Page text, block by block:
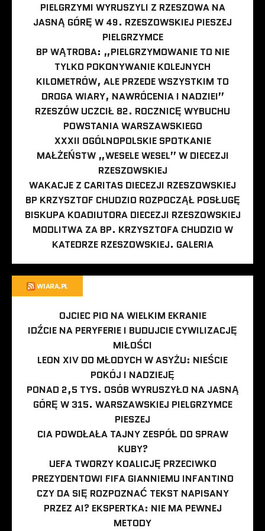
PIELGRZYMI WYRUSZYLI Z RZESZOWA NA
JASNĄ GÓRĘ W 49. RZESZOWSKIEJ PIESZEJ
PIELGRZYMCE
BP WĄTROBA: „PIELGRZYMOWANIE TO NIE
TYLKO POKONYWANIE KOLEJNYCH
KILOMETRÓW, ALE PRZEDE WSZYSTKIM TO
DROGA WIARY, NAWRÓCENIA I NADZIEI”
RZESZÓW UCZCIŁ 82. ROCZNICĘ WYBUCHU
POWSTANIA WARSZAWSKIEGO
XXXII OGÓLNOPOLSKIE SPOTKANIE
MAŁŻEŃSTW „WESELE WESEL” W DIECEZJI
RZESZOWSKIEJ
WAKACJE Z CARITAS DIECEZJI RZESZOWSKIEJ
BP KRZYSZTOF CHUDZIO ROZPOCZĄŁ POSŁUGĘ
BISKUPA KOADIUTORA DIECEZJI RZESZOWSKIEJ
MODLITWA ZA BP. KRZYSZTOFA CHUDZIO W
KATEDRZE RZESZOWSKIEJ. GALERIA
WIARA.PL
OJCIEC PIO NA WIELKIM EKRANIE
IDŹCIE NA PERYFERIE I BUDUJCIE CYWILIZACJĘ
MIŁOŚCI
LEON XIV DO MŁODYCH W ASYŻU: NIEŚCIE
POKÓJ I NADZIEJĘ
PONAD 2,5 TYS. OSÓB WYRUSZYŁO NA JASNĄ
GÓRĘ W 315. WARSZAWSKIEJ PIELGRZYMCE
PIESZEJ
CIA POWOŁAŁA TAJNY ZESPÓŁ DO SPRAW
KUBY?
UEFA TWORZY KOALICJĘ PRZECIWKO
PREZYDENTOWI FIFA GIANNIEMU INFANTINO
CZY DA SIĘ ROZPOZNAĆ TEKST NAPISANY
PRZEZ AI? EKSPERTKA: NIE MA PEWNEJ
METODY